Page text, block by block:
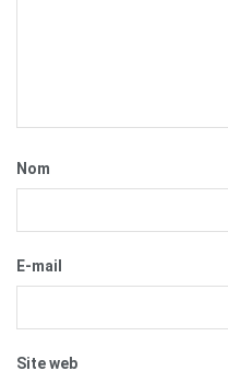
Nom
E-mail
Site web